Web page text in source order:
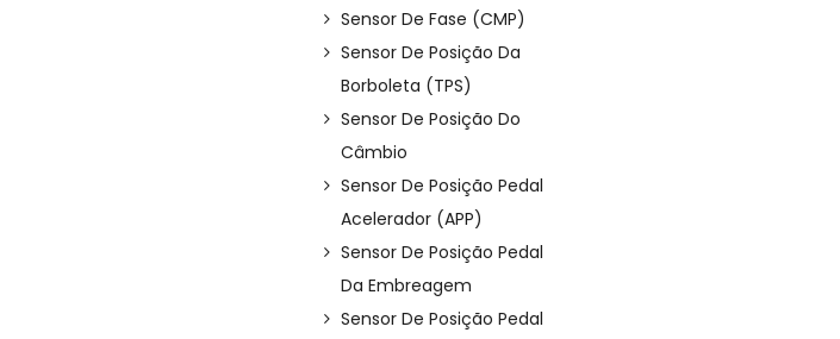
Sensor De Fase (CMP)
Sensor De Posição Da
Borboleta (TPS)
Sensor De Posição Do
Câmbio
Sensor De Posição Pedal
Acelerador (APP)
Sensor De Posição Pedal
Da Embreagem
Sensor De Posição Pedal